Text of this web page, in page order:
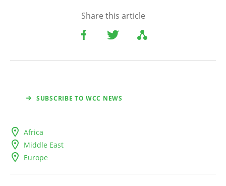
Share this article
SUBSCRIBE TO WCC NEWS
Africa
Middle East
Europe